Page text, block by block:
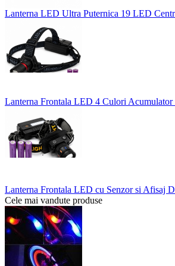
Lanterna LED Ultra Puternica 19 LED
Lanterna Frontala LED 4 Culori
Lanterna Frontala LED cu Senzor si Afisaj
Cele mai vandute produse